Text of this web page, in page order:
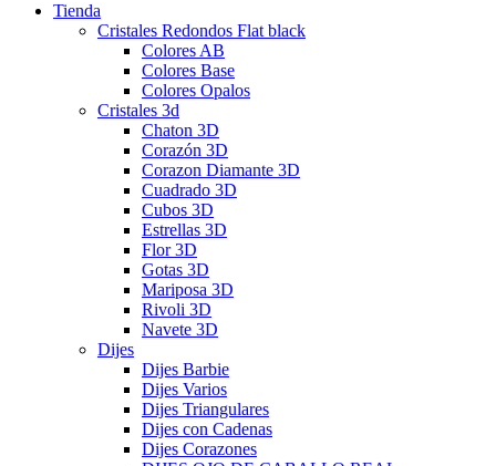
Tienda
Cristales Redondos Flat black
Colores AB
Colores Base
Colores Opalos
Cristales 3d
Chaton 3D
Corazón 3D
Corazon Diamante 3D
Cuadrado 3D
Cubos 3D
Estrellas 3D
Flor 3D
Gotas 3D
Mariposa 3D
Rivoli 3D
Navete 3D
Dijes
Dijes Barbie
Dijes Varios
Dijes Triangulares
Dijes con Cadenas
Dijes Corazones